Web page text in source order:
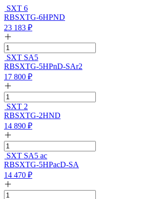
SXT 6
RBSXTG-6HPND
23 183 ₽
SXT SA5
RBSXTG-5HPnD-SAr2
17 800 ₽
SXT 2
RBSXTG-2HND
14 890 ₽
SXT SA5 ac
RBSXTG-5HPacD-SA
14 470 ₽